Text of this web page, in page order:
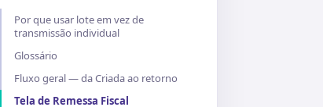
Por que usar lote em vez de
transmissão individual
Glossário
Fluxo geral — da Criada ao retorno
Tela de Remessa Fiscal